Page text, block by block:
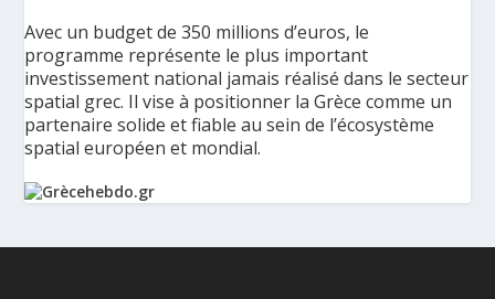
Avec un budget de 350 millions d’euros, le
programme représente le plus important
investissement national jamais réalisé dans le secteur
spatial grec. Il vise à positionner la Grèce comme un
partenaire solide et fiable au sein de l’écosystème
spatial européen et mondial.
350 millions d’euros pour renforcer la sécurité,